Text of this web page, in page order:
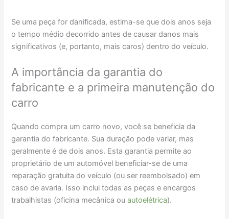
Se uma peça for danificada, estima-se que dois anos seja
o tempo médio decorrido antes de causar danos mais
significativos (e, portanto, mais caros) dentro do veículo.
A importância da garantia do
fabricante e a primeira manutenção do
carro
Quando compra um carro novo, você se beneficia da
garantia do fabricante. Sua duração pode variar, mas
geralmente é de dois anos. Esta garantia permite ao
proprietário de um automóvel beneficiar-se de uma
reparação gratuita do veículo (ou ser reembolsado) em
caso de avaria. Isso inclui todas as peças e encargos
trabalhistas (oficina mecânica ouautoelétrica).